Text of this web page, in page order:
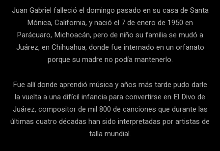
Juan Gabriel falleció el domingo pasado en su casa de Santa
Mónica, California, y nació el 7 de enero de 1950 en
Parácuaro, Michoacán, pero de niño su familia se mudó a
Juárez, en Chihuahua, donde fue internado en un orfanato
porque su madre no podía mantenerlo.
Fue allí donde aprendió música y años más tarde pudo darle
la vuelta a una difícil infancia para convertirse en El Divo de
Juárez, compositor de mil 800 de canciones que durante las
últimas cuatro décadas han sido interpretadas por artistas de
talla mundial.